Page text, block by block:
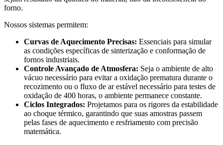
forno.
Nossos sistemas permitem:
Curvas de Aquecimento Precisas: Essenciais para simular
as condições específicas de sinterização e conformação de
fornos industriais.
Controle Avançado de Atmosfera: Seja o ambiente de alto
vácuo necessário para evitar a oxidação prematura durante o
recozimento ou o fluxo de ar estável necessário para testes de
oxidação de 400 horas, o ambiente permanece constante.
Ciclos Integrados: Projetamos para os rigores da estabilidade
ao choque térmico, garantindo que suas amostras passem
pelas fases de aquecimento e resfriamento com precisão
matemática.